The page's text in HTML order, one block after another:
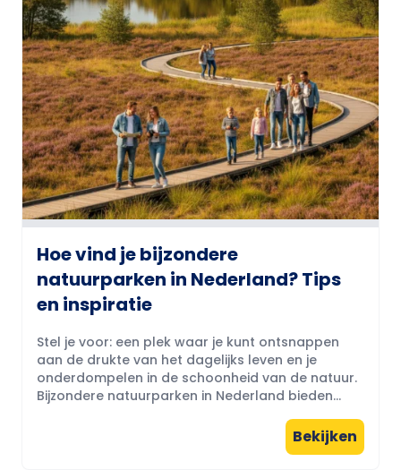
Hoe vind je bijzondere
natuurparken in Nederland? Tips
en inspiratie
Stel je voor: een plek waar je kunt ontsnappen
aan de drukte van het dagelijks leven en je
onderdompelen in de schoonheid van de natuur.
Bijzondere natuurparken in Nederland bieden...
Bekijken